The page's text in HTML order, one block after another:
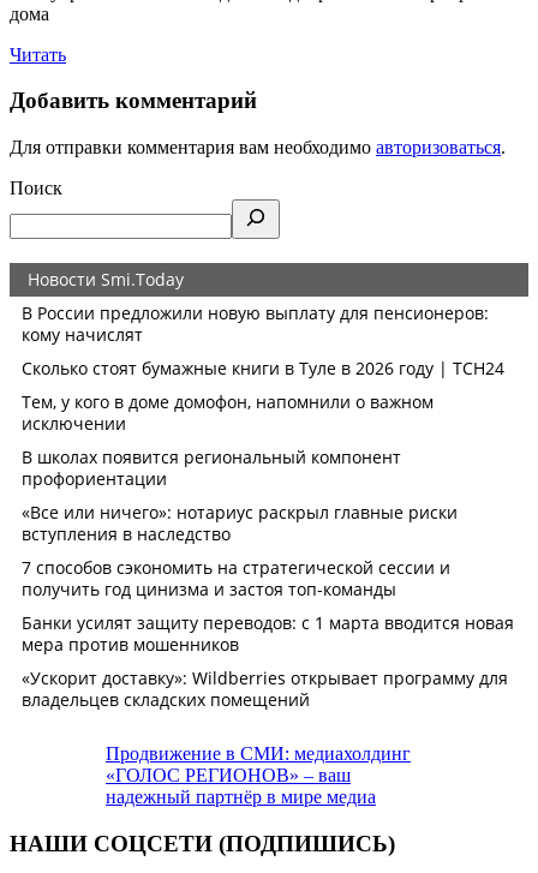
дома
Читать
Добавить комментарий
Для отправки комментария вам необходимо авторизоваться.
Поиск
Продвижение в СМИ: медиахолдинг
«ГОЛОС РЕГИОНОВ» – ваш
надежный партнёр в мире медиа
НАШИ СОЦСЕТИ (ПОДПИШИСЬ)